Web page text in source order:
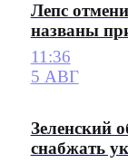
Лепс
названы
11:36
5 АВГ
Зеленский
снабжать